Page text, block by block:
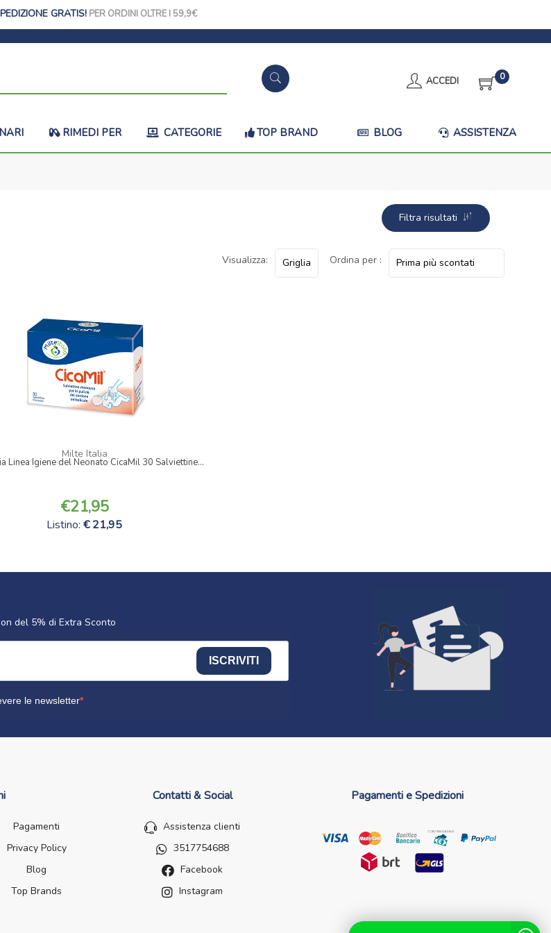
GRATIS! PER ORDINI OLTRE I 59,9
ACCEDI 0
RIMEDI PER CATEGORIE TOP BRAND BLOG ASSISTENZA
Filtra risultati
Visualizza: Ordina per :
Milte Italia
Linea Igiene del Neonato CicaMil 30 Salviettine...
21,95
Listino:21,95
del 5% di Extra Sconto
ISCRIVITI
le newsletter
Pagamenti
Privacy Policy
Blog
Top Brands
Contatti & Social
Assistenza clienti
3517754688
Facebook
Instagram
Pagamenti e Spedizioni